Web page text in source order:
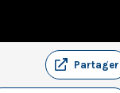
Partager